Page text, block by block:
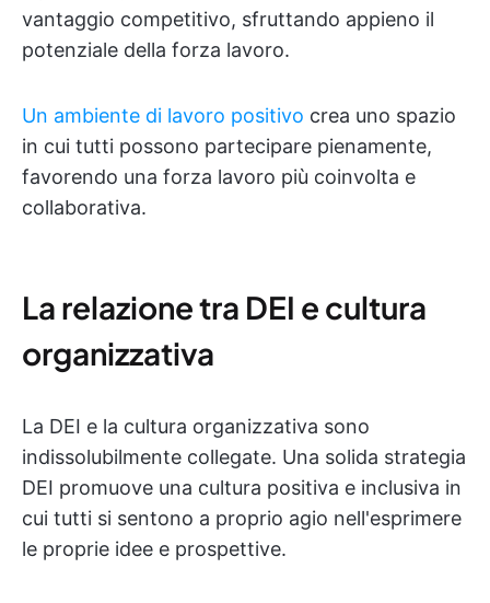
vantaggio competitivo, sfruttando appieno il
potenziale della forza lavoro.
Un ambiente di lavoro positivo crea uno spazio
in cui tutti possono partecipare pienamente,
favorendo una forza lavoro più coinvolta e
collaborativa.
La relazione tra DEI e cultura
organizzativa
La DEI e la cultura organizzativa sono
indissolubilmente collegate. Una solida strategia
DEI promuove una cultura positiva e inclusiva in
cui tutti si sentono a proprio agio nell'esprimere
le proprie idee e prospettive.